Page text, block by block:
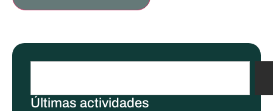
Últimas actividades